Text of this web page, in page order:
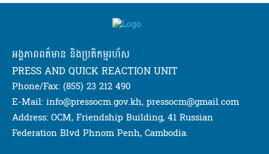
អង្គភាពពត៌មាន និងប្រតិកម្មរហ័ស
PRESS AND QUICK REACTION UNIT
Phone/Fax: (855) 23 212 490
E-Mail: info@pressocm.gov.kh, pressocm@gmail.com
Address: OCM, Friendship Building, 41 Russian
Federation Blvd Phnom Penh, Cambodia.